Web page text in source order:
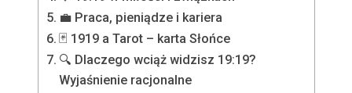
💼 Praca, pieniądze i kariera
🃏 1919 a Tarot – karta Słońce
🔍 Dlaczego wciąż widzisz 19:19?
Wyjaśnienie racjonalne